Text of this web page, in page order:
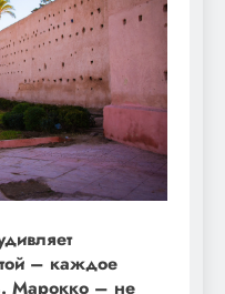
– каждое
Марокко – не